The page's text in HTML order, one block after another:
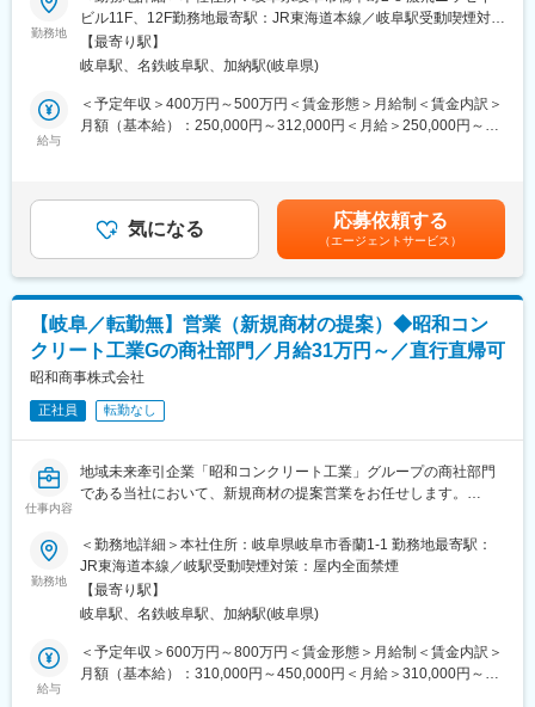
■組織構成
5名：（所長30代半ば・30代半ば2名・20代2名）
同年代やベテランがおりバランスの良い組織です。
■活躍している人
■キャリアステップ
工事現場やゼネコンの現場事務所への訪問からスタートします。
成長に合わせて固定取引先への提案営業を行います。
希望される人は、整備士や商品管理、人事といったバックオフィ
スなど積極的に職種転換も可能です。
■同社の想い
「レンタルの力で建設業界と街の成長を支え、未来を創造する」
建設機械のレンタルを通じて、より良い未来を創造することを目
ぜひ一緒に夢を実現する仲間となってください。
■当社の営業職の魅力・やりがい
◇目立たなくても必要とされる。そんな誇りある仕事です！
産業資材や自動車、作業着など、表には出ないけれど社会に欠か
せない繊維素材を扱っています。営業といっても、入社後すぐは
提案より、生産や納品の管理、委託工場とのやり取りが中心。も
のづくりの流れを現場で学びながら、少しずづお客様対応にも関
わっていきます。
当社は東レグループとして、ポリエステルやナイロンなどの合成
繊維を扱う商社です。東レがつくった高性能な糸を仕入れ、用途
に応じて織物メーカーへ手配。そこで作られた生地は、作業着や
■業務内容：
営業に関する業務全般に携わって頂きます。
・委託先工場との折衝
・生産納品管理
・部内の予算管理
・紡績糸・生地・製品開発までの企画・製造・販売
・お客様との折衝
■組織構成
のメンバーが2名在籍しております。
勤務地
ビル11F、12F勤務地最寄駅：JR東海道本線／岐阜駅受動喫煙対
策：屋内全面禁煙変更の範囲：会社の定める事業所（リモートワ
ーク含む）
【最寄り駅】
岐阜駅、名鉄岐阜駅、加納駅(岐阜県)
給与
＜予定年収＞400万円～500万円＜賃金形態＞月給制＜賃金内訳＞
月額（基本給）：250,000円～312,000円＜月給＞250,000円～
す。月給(月額)は固定手当を含めた表記です。
気になる 応募依頼する
（エージェントサービス）
【岐阜／転勤無】営業（新規商材の提案）◆昭和コン
クリート工業Gの商社部門／月給31万円～／直行直帰可
昭和商事株式会社
正社員 転勤なし
仕事内容
地域未来牽引企業「昭和コンクリート工業」グループの商社部門
である当社において、新規商材の提案営業をお任せします。
■職務内容：
・商社という自由度の高い業界で、お客様の抱えている問題を製
造業や貿易業、海外調達などの視点から解決するビジネスです。
・新規顧客や新規商材発掘、既存顧客からの新規案件獲得、仕入
れ・貿易業務、品質管理が業務の柱となります。
・仕入れ先は国内外です。海外のメーカーと新規商材の取り扱い
の折衝をし、日本国内に輸入する他、海外に輸出をするなど多岐
に渡ります。
勤務地
＜勤務地詳細＞本社住所：岐阜県岐阜市香蘭1-1 勤務地最寄駅：
JR東海道本線／岐駅受動喫煙対策：屋内全面禁煙
【最寄り駅】
岐阜駅、名鉄岐阜駅、加納駅(岐阜県)
給与
＜予定年収＞600万円～800万円＜賃金形態＞月給制＜賃金内訳＞
月額（基本給）：310,000円～450,000円＜月給＞310,000円～